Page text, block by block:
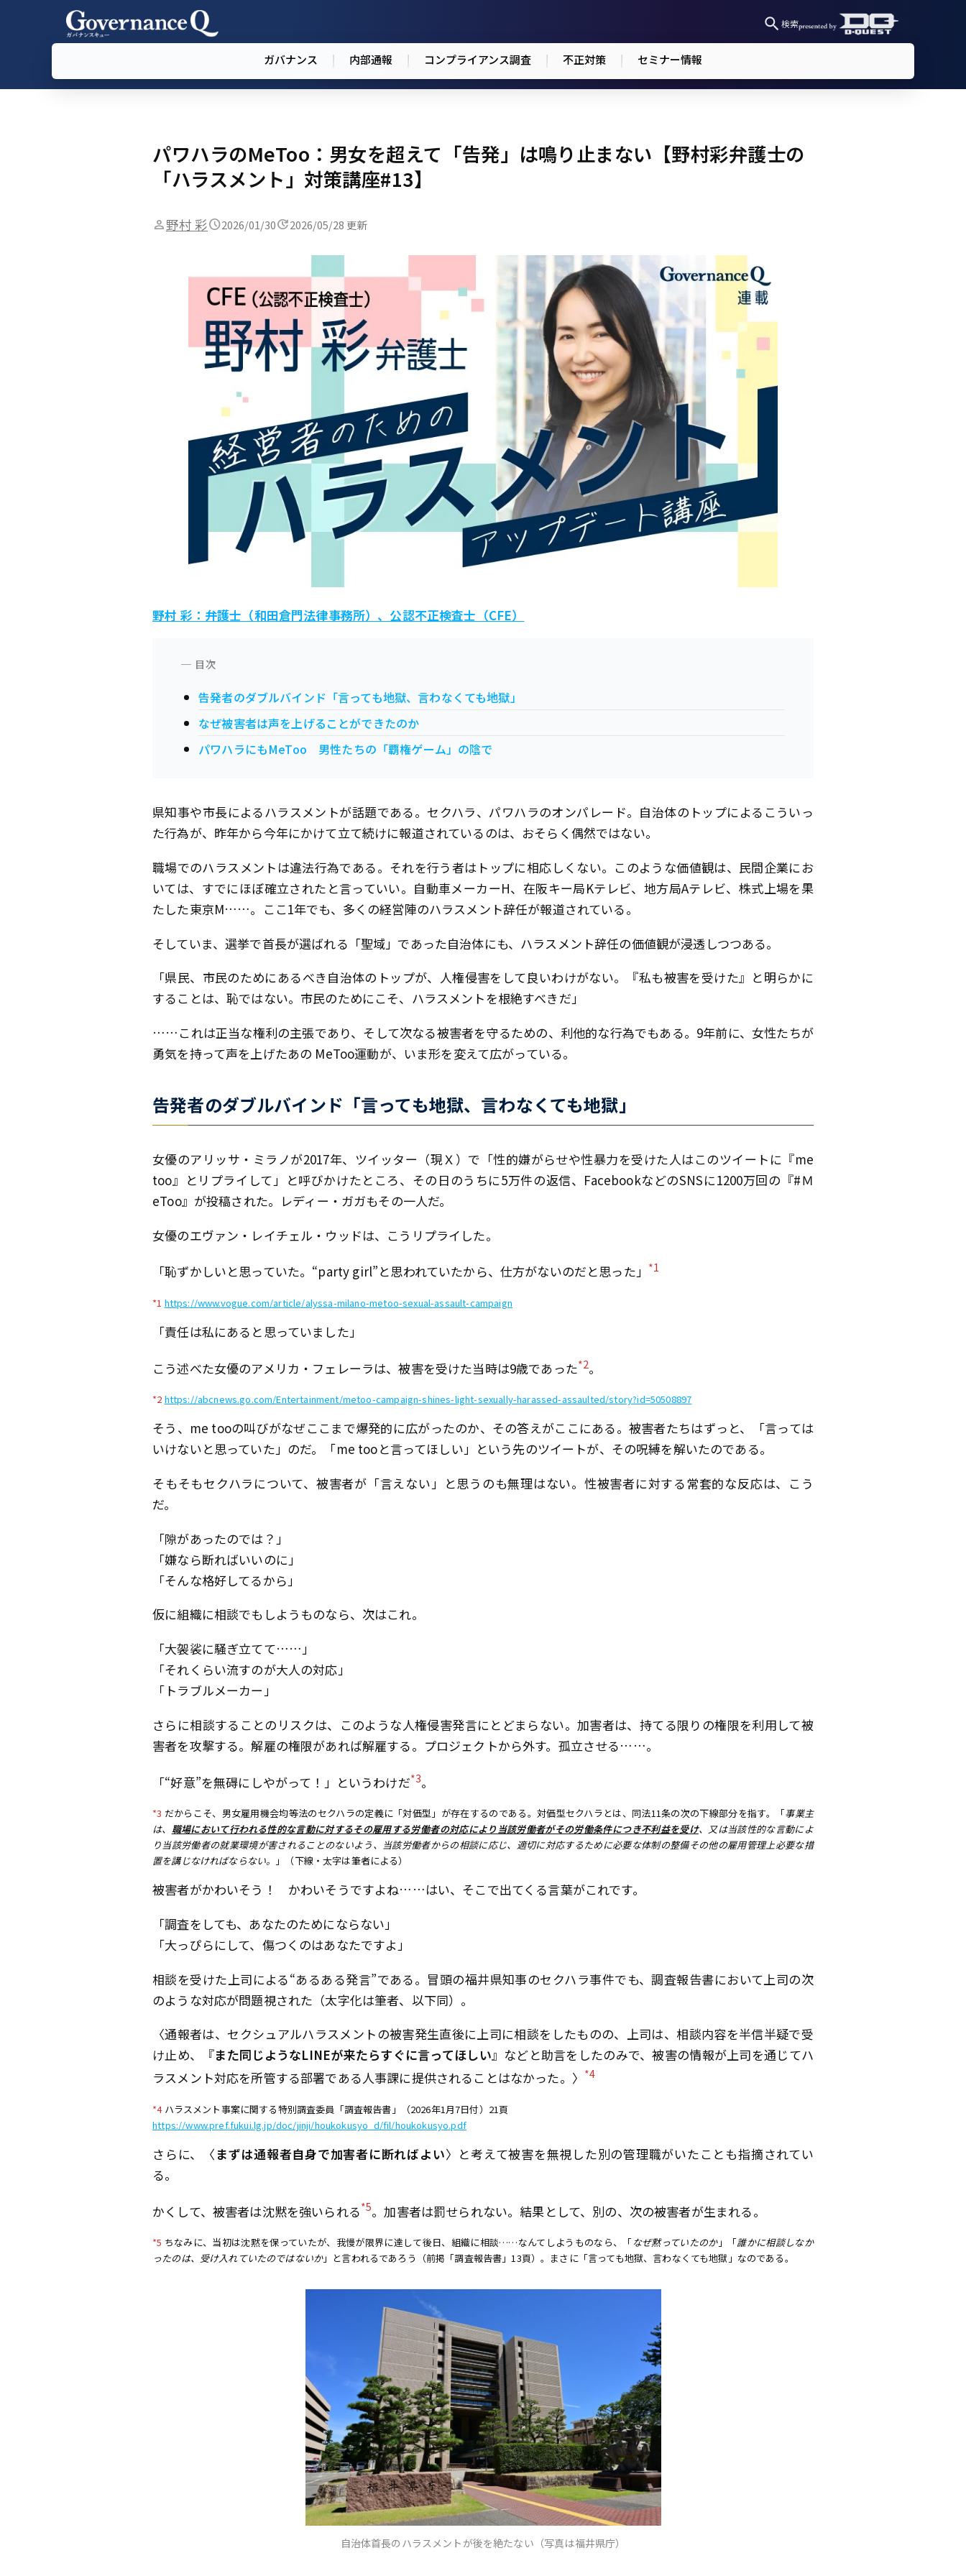
検索
ガバナンス 内部通報 コンプライアンス調査 不正対策 セミナー情報
パワハラのMeToo：男女を超えて「告発」は鳴り止まない【野村彩弁護士の
「ハラスメント」対策講座#13】
野村 彩 2026/01/30 2026/05/28 更新
野村 彩：弁護士（和田倉門法律事務所）、公認不正検査士（CFE）
告発者のダブルバインド「言っても地獄、言わなくても地獄」
なぜ被害者は声を上げることができたのか
パワハラにもMeToo 男性たちの「覇権ゲーム」の陰で
県知事や市長によるハラスメントが話題である。セクハラ、パワハラのオンパレード。自治体のトップによるこういっ
た行為が、昨年から今年にかけて立て続けに報道されているのは、おそらく偶然ではない。
職場でのハラスメントは違法行為である。それを行う者はトップに相応しくない。このような価値観は、民間企業にお
いては、すでにほぼ確立されたと言っていい。自動車メーカーH、在阪キー局Kテレビ、地方局Aテレビ、株式上場を果
たした東京M……。ここ1年でも、多くの経営陣のハラスメント辞任が報道されている。
そしていま、選挙で首長が選ばれる「聖域」であった自治体にも、ハラスメント辞任の価値観が浸透しつつある。
「県民、市民のためにあるべき自治体のトップが、人権侵害をして良いわけがない。『私も被害を受けた』と明らかに
することは、恥ではない。市民のためにこそ、ハラスメントを根絶すべきだ」
……これは正当な権利の主張であり、そして次なる被害者を守るための、利他的な行為でもある。9年前に、女性たちが
勇気を持って声を上げたあの MeToo運動が、いま形を変えて広がっている。
告発者のダブルバインド「言っても地獄、言わなくても地獄」
女優のアリッサ・ミラノが2017年、ツイッター（現Ｘ）で「性的嫌がらせや性暴力を受けた人はこのツイートに『me
too』とリプライして」と呼びかけたところ、その日のうちに5万件の返信、FacebookなどのSNSに1200万回の『#Ｍ
eToo』が投稿された。レディー・ガガもその一人だ。
女優のエヴァン・レイチェル・ウッドは、こうリプライした。
「恥ずかしいと思っていた。“party girl”と思われていたから、仕方がないのだと思った」 *1
*1 https://www.vogue.com/article/alyssa-milano-metoo-sexual-assault-campaign
「責任は私にあると思っていました」
こう述べた女優のアメリカ・フェレーラは、被害を受けた当時は9歳であった*2。
*2 https://abcnews.go.com/Entertainment/metoo-campaign-shines-light-sexually-harassed-assaulted/story?id=50508897
そう、me tooの叫びがなぜここまで爆発的に広がったのか、その答えがここにある。被害者たちはずっと、「言っては
いけないと思っていた」のだ。「me tooと言ってほしい」という先のツイートが、その呪縛を解いたのである。
そもそもセクハラについて、被害者が「言えない」と思うのも無理はない。性被害者に対する常套的な反応は、こう
だ。
「隙があったのでは？」
「嫌なら断ればいいのに」
「そんな格好してるから」
仮に組織に相談でもしようものなら、次はこれ。
「大袈裟に騒ぎ立てて……」
「それくらい流すのが大人の対応」
「トラブルメーカー」
さらに相談することのリスクは、このような人権侵害発言にとどまらない。加害者は、持てる限りの権限を利用して被
害者を攻撃する。解雇の権限があれば解雇する。プロジェクトから外す。孤立させる……。
「“好意”を無碍にしやがって！」というわけだ*3。
*3 だからこそ、男女雇用機会均等法のセクハラの定義に「対価型」が存在するのである。対価型セクハラとは、同法11条の次の下線部分を指す。「事業主
は、 職場において行われる性的な言動に対するその雇用する労働者の対応により当該労働者がその労働条件につき不利益を受け、又は当該性的な言動によ
り当該労働者の就業環境が害されることのないよう、当該労働者からの相談に応じ、適切に対応するために必要な体制の整備その他の雇用管理上必要な措
置を講じなければならない。
」（下線・太字は筆者による）
被害者がかわいそう！ かわいそうですよね……はい、そこで出てくる言葉がこれです。
「調査をしても、あなたのためにならない」
「大っぴらにして、傷つくのはあなたですよ」
相談を受けた上司による“あるある発言”である。冒頭の福井県知事のセクハラ事件でも、調査報告書において上司の次
のような対応が問題視された（太字化は筆者、以下同）。
〈通報者は、セクシュアルハラスメントの被害発生直後に上司に相談をしたものの、上司は、相談内容を半信半疑で受
け止め、『また同じようなLINEが来たらすぐに言ってほしい』などと助言をしたのみで、被害の情報が上司を通じてハ
ラスメント対応を所管する部署である人事課に提供されることはなかった。〉 *4
*4ハラスメント事案に関する特別調査委員「調査報告書」（2026年1月7日付）21頁
https://www.pref.fukui.lg.jp/doc/jinji/houkokusyo_d/fil/houkokusyo.pdf
さらに、〈 まずは通報者自身で加害者に断ればよい〉と考えて被害を無視した別の管理職がいたことも指摘されてい
る。
かくして、被害者は沈黙を強いられる*5。加害者は罰せられない。結果として、別の、次の被害者が生まれる。
*5 ちなみに、当初は沈黙を保っていたが、我慢が限界に達して後日、組織に相談……なんてしようものなら、「なぜ黙っていたのか」「誰かに相談しなか
ったのは、受け入れていたのではないか」と言われるであろう（前掲「調査報告書」13頁）。まさに「言っても地獄、言わなくても地獄」なのである。
自治体首長のハラスメントが後を絶たない（写真は福井県庁）